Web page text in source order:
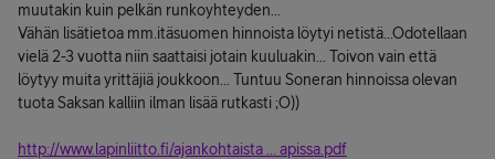
muutakin kuin pelkän runkoyhteyden...
Vähän lisätietoa mm.itäsuomen hinnoista löytyi netistä...Odotellaan
vielä 2-3 vuotta niin saattaisi jotain kuuluakin... Toivon vain että
löytyy muita yrittäjiä joukkoon... Tuntuu Soneran hinnoissa olevan
tuota Saksan kalliin ilman lisää rutkasti ;O))
http://www.lapinliitto.fi/ajankohtaista ... apissa.pdf